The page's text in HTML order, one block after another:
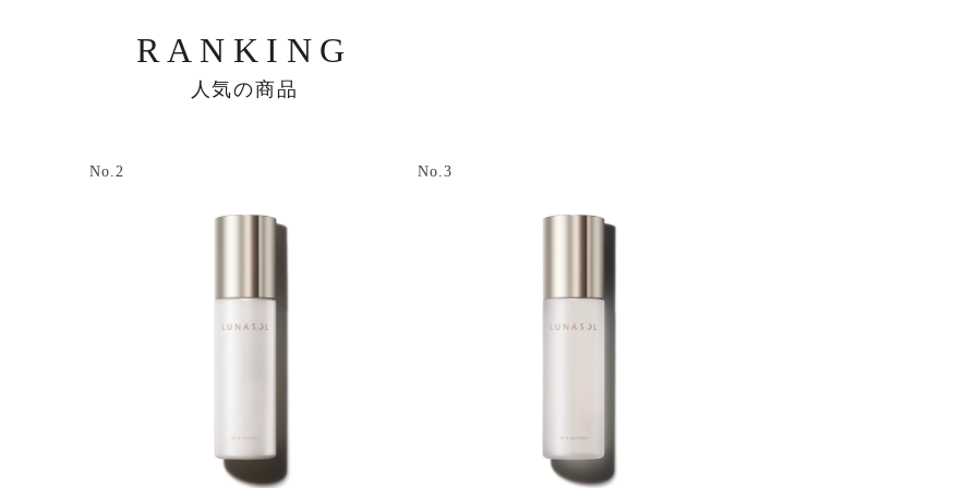
RANKING
人気の商品
No.2 No.3